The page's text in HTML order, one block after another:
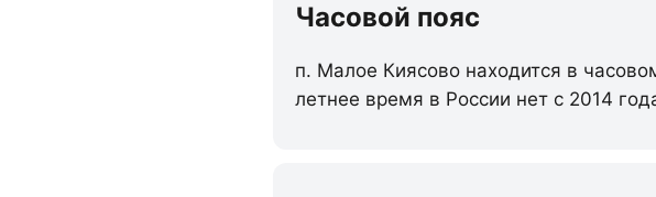
Часовой пояс
п. Малое Киясово находится в
летнее время в России нет с 2014